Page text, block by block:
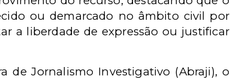
ou demarcado no âmbito civil por
a liberdade de expressão ou justificar
de Jornalismo Investigativo (Abraji), o